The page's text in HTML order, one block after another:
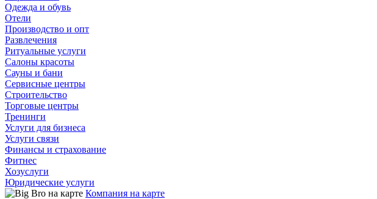
Одежда и обувь
Отели
Производство и опт
Развлечения
Ритуальные услуги
Салоны красоты
Сауны и бани
Сервисные центры
Строительство
Торговые центры
Тренинги
Услуги для бизнеса
Услуги связи
Финансы и страхование
Фитнес
Хозуслуги
Юридические услуги
Компания на карте